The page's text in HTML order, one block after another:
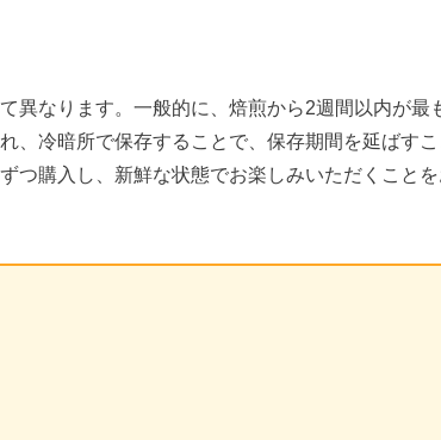
異なります。一般的に、焙煎から2週間以内が最
、冷暗所で保存することで、保存期間を延ばす
つ購入し、新鮮な状態でお楽しみいただくこと